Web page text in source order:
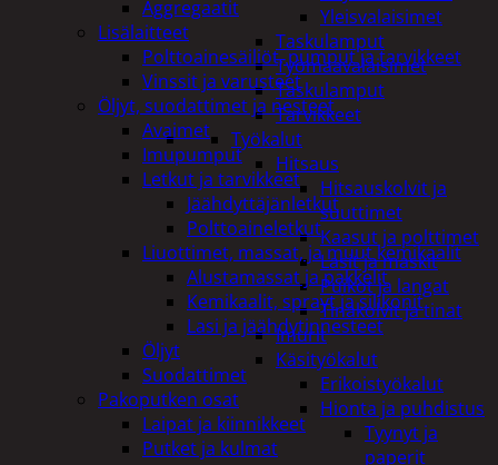
Yleisvalaisimet
Taskulamput
Työmaavalaisimet
Taskulamput
Tarvikkeet
Työkalut
Hitsaus
Hitsauskolvit ja
suuttimet
Kaasut ja polttimet
Lasit ja maskit
Puikot ja langat
Tinakolvit ja tinat
Imurit
Käsityökalut
Erikoistyökalut
Hionta ja puhdistus
Tyynyt ja
paperit
Aggregaatit
Lisälaitteet
Polttoainesäiliöt, pumput ja tarvikkeet
Vinssit ja varusteet
Öljyt, suodattimet ja nesteet
Avaimet
Imupumput
Letkut ja tarvikkeet
Jäähdyttäjänletkut
Polttoaineletkut
Liuottimet, massat, ja muut kemikaalit
Alustamassat ja pakkelit
Kemikaalit, sprayt ja silikonit
Lasi ja jäähdytinnesteet
Öljyt
Suodattimet
Pakoputken osat
Laipat ja kiinnikkeet
Putket ja kulmat